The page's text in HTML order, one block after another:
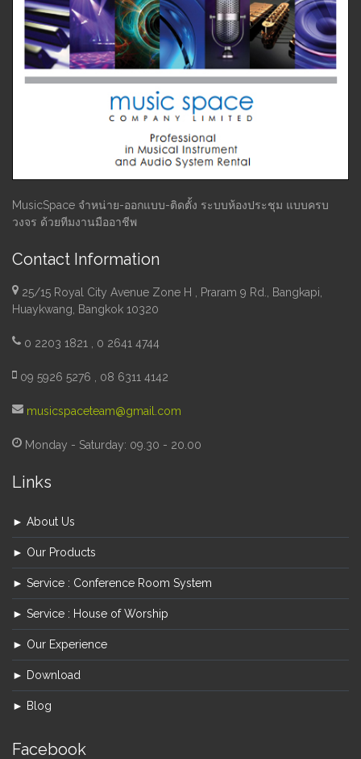
MusicSpace จำหน่าย-ออกแบบ-ติดตั้ง ระบบห้องประชุม แบบครบ
วงจร ด้วยทีมงานมืออาชีพ
Contact Information
25/15 Royal City Avenue Zone H , Praram 9 Rd., Bangkapi,
Huaykwang, Bangkok 10320
0 2203 1821 , 0 2641 4744
09 5926 5276 , 08 6311 4142
musicspaceteam@gmail.com
Monday - Saturday: 09.30 - 20.00
Links
► About Us
► Our Products
► Service : Conference Room System
► Service : House of Worship
► Our Experience
► Download
► Blog
Facebook